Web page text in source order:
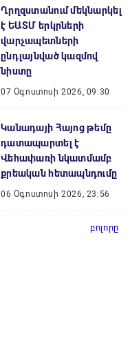
Ղրղզստանում մեկնարկել
է ԵԱՏՄ երկրների
վարչապետների
ընդլայնված կազմով
նիստը
07 Օգոստոսի 2026, 09:30
Կանադայի Հայոց թեմը
դատապարտել է
Վեհափառի նկատմամբ
քրեական հետապնդումը
06 Օգոստոսի 2026, 23:56
բոլորը